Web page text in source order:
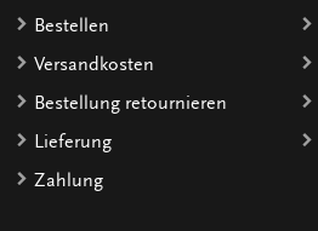
Bestellen
Versandkosten
Bestellung retournieren
Lieferung
Zahlung